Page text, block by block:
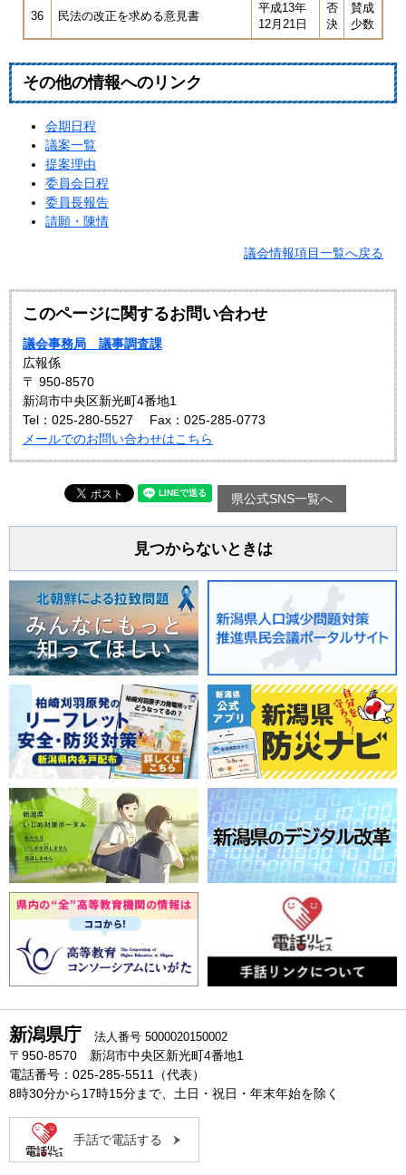
36 民法の改正を求める意見書
平成13年
12月21日
否
決
賛成
少数
その他の情報へのリンク
会期日程
議案一覧
提案理由
委員会日程
委員長報告
請願・陳情
議会情報項目一覧へ戻る
このページに関するお問い合わせ
議会事務局 議事調査課
広報係
〒 950-8570
新潟市中央区新光町4番地1
Tel：025-280-5527
Fax：025-285-0773
メールでのお問い合わせはこちら
県公式SNS一覧へ
見つからないときは
新潟県庁 法人番号 5000020150002
〒950-8570 新潟市中央区新光町4番地1
電話番号：025-285-5511（代表）
8時30分から17時15分まで、土日・祝日・年末年始を除く
手話で電話する